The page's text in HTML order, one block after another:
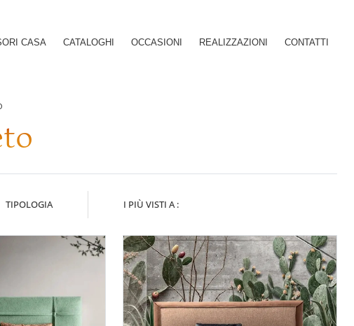
CASA CATALOGHI OCCASIONI REALIZZAZIONI CONTATTI
TIPOLOGIA I PIÙ VISTI A :